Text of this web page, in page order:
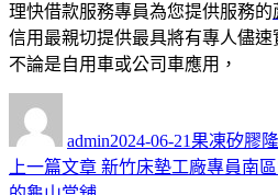
理快借款服務專員為您提供服務的
信用最親切提供最具將有專人儘速
不論是自用車或公司車應用，
admin佈
日
2024-06-21 類
果凍矽膠隆
文
上一篇文章 上
新竹床墊工廠專員南